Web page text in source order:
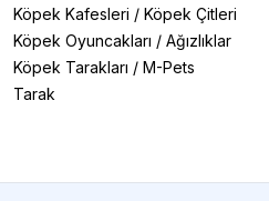
Köpek Kafesleri / Köpek Çitleri
Köpek Oyuncakları / Ağızlıklar
Köpek Tarakları / M-Pets
Tarak